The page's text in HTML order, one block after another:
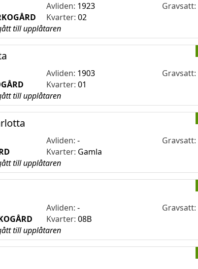
Avliden: 1923 Gravsatt:
Kvarter:02
till upplåtaren
Avliden: 1903 Gravsatt:
Kvarter:01
till upplåtaren
Avliden:- Gravsatt:
Kvarter: Gamla
till upplåtaren
Avliden:- Gravsatt:
Kvarter:08B
till upplåtaren